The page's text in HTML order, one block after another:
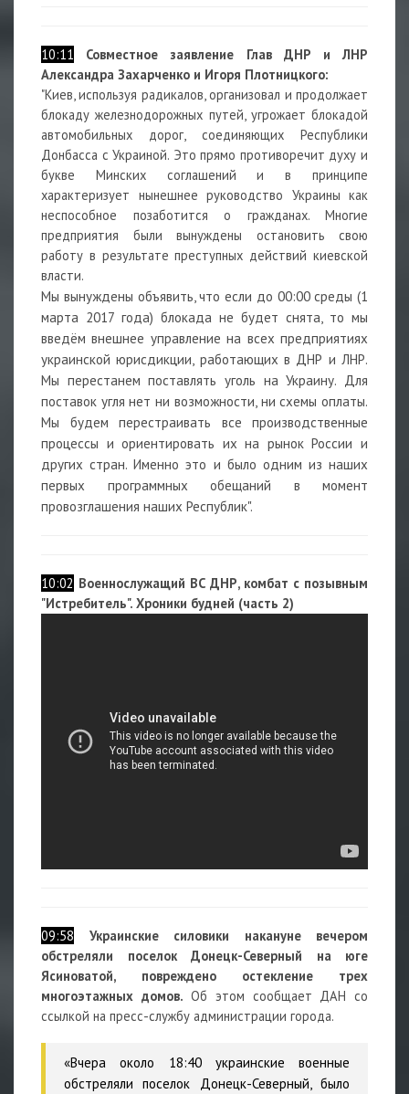
10:11
Совместное заявление Глав ДНР и ЛНР
Александра Захарченко и Игоря Плотницкого:
"Киев, используя радикалов, организовал и продолжает
блокаду железнодорожных путей, угрожает блокадой
автомобильных дорог, соединяющих Республики
Донбасса с Украиной. Это прямо противоречит духу и
букве Минских соглашений и в принципе
характеризует нынешнее руководство Украины как
неспособное позаботится о гражданах. Многие
предприятия были вынуждены остановить свою
работу в результате преступных действий киевской
власти.
Мы вынуждены объявить, что если до 00:00 среды (1
марта 2017 года) блокада не будет снята, то мы
введём внешнее управление на всех предприятиях
украинской юрисдикции, работающих в ДНР и ЛНР.
Мы перестанем поставлять уголь на Украину. Для
поставок угля нет ни возможности, ни схемы оплаты.
Мы будем перестраивать все производственные
процессы и ориентировать их на рынок России и
других стран. Именно это и было одним из наших
первых программных обещаний в момент
провозглашения наших Республик".
10:02 Военнослужащий ВС ДНР, комбат с позывным
"Истребитель". Хроники будней (часть 2)
09:58
Украинские силовики накануне вечером
обстреляли поселок Донецк-Северный на юге
Ясиноватой, повреждено остекление трех
многоэтажных домов. Об этом сообщает ДАН со
ссылкой на пресс-службу администрации города.
«Вчера около 18:40 украинские военные
обстреляли поселок Донецк-Северный, было